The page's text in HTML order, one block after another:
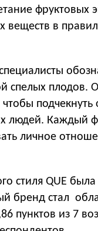
фруктовых
веществ в
спелых
людей. Каждый
личное
стиля QUE
бренд стал
пунктов из 7